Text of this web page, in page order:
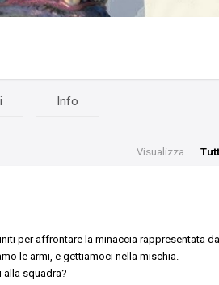
Info
Visualizza
per affrontare la minaccia rappresentata
le armi, e gettiamoci nella mischia.
alla squadra?